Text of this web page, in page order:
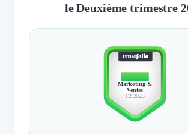
le Deuxième trimestre
TOP 10
Marketing &
Ventes
T2 2023